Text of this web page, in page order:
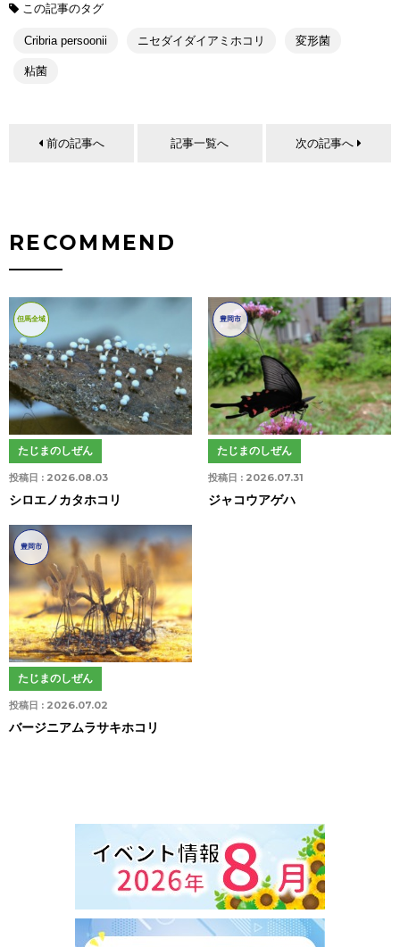
この記事のタグ
Cribria persoonii ニセダイダイアミホコリ 変形菌
粘菌
前の記事へ 記事一覧へ 次の記事へ
RECOMMEND
但馬全域
投稿日 : 2026.08.03
たじまのしぜん
シロエノカタホコリ
豊岡市
投稿日 : 2026.07.31
たじまのしぜん
ジャコウアゲハ
豊岡市
投稿日 : 2026.07.02
たじまのしぜん
バージニアムラサキホコリ